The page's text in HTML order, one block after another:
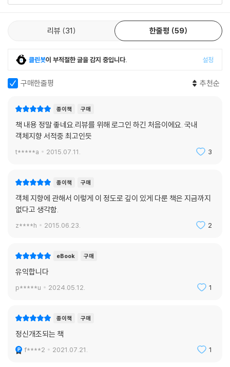
- 커피 전문점이라는 세상
- 커피를 주문하기 위한 협력 찾기
- 구현하기
- 코드는 세 가지 관점을 모두 제공해야 한다
- 도메인 개념을 참조하는 이유
- 인터페이스와 구현을 분리하라
추상화 기법
리뷰 31 한줄평 59
클린봇이 부적절한 글을 감지 중입니다. 설정
구매한줄평 추천순
종이책 구매
책 내용 정말 좋네요.리뷰를 위해 로그인 하긴 처음이에요. 국내
객체지향 서적중 최고인듯
t*****a 2015.07.11. 3
종이책 구매
객체 지향에 관해서 이렇게 이 정도로 깊이 있게 다룬 책은 지금까지
없다고 생각함.
z****h 2015.06.23. 2
eBook 구매
유익합니다
p*****u 2024.05.12. 1
종이책 구매
정신개조되는 책
f****2 2021.07.21. 1